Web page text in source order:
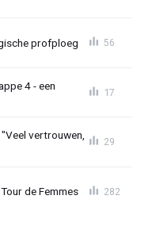
profploeg 56
4 - een
17
vertrouwen,
29
de Femmes 282